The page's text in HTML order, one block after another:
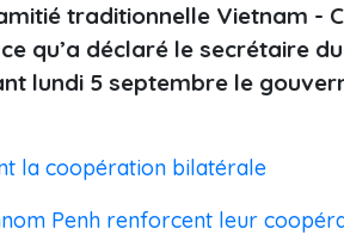
traditionnelle Vietnam -
qu’a déclaré le secrétaire
lundi 5 septembre le
la coopération bilatérale
Penh renforcent leur